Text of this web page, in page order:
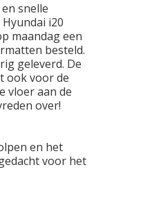
snelle
i20
maandag een
besteld.
geleverd. De
ook voor de
vloer aan de
over!
en het
voor het